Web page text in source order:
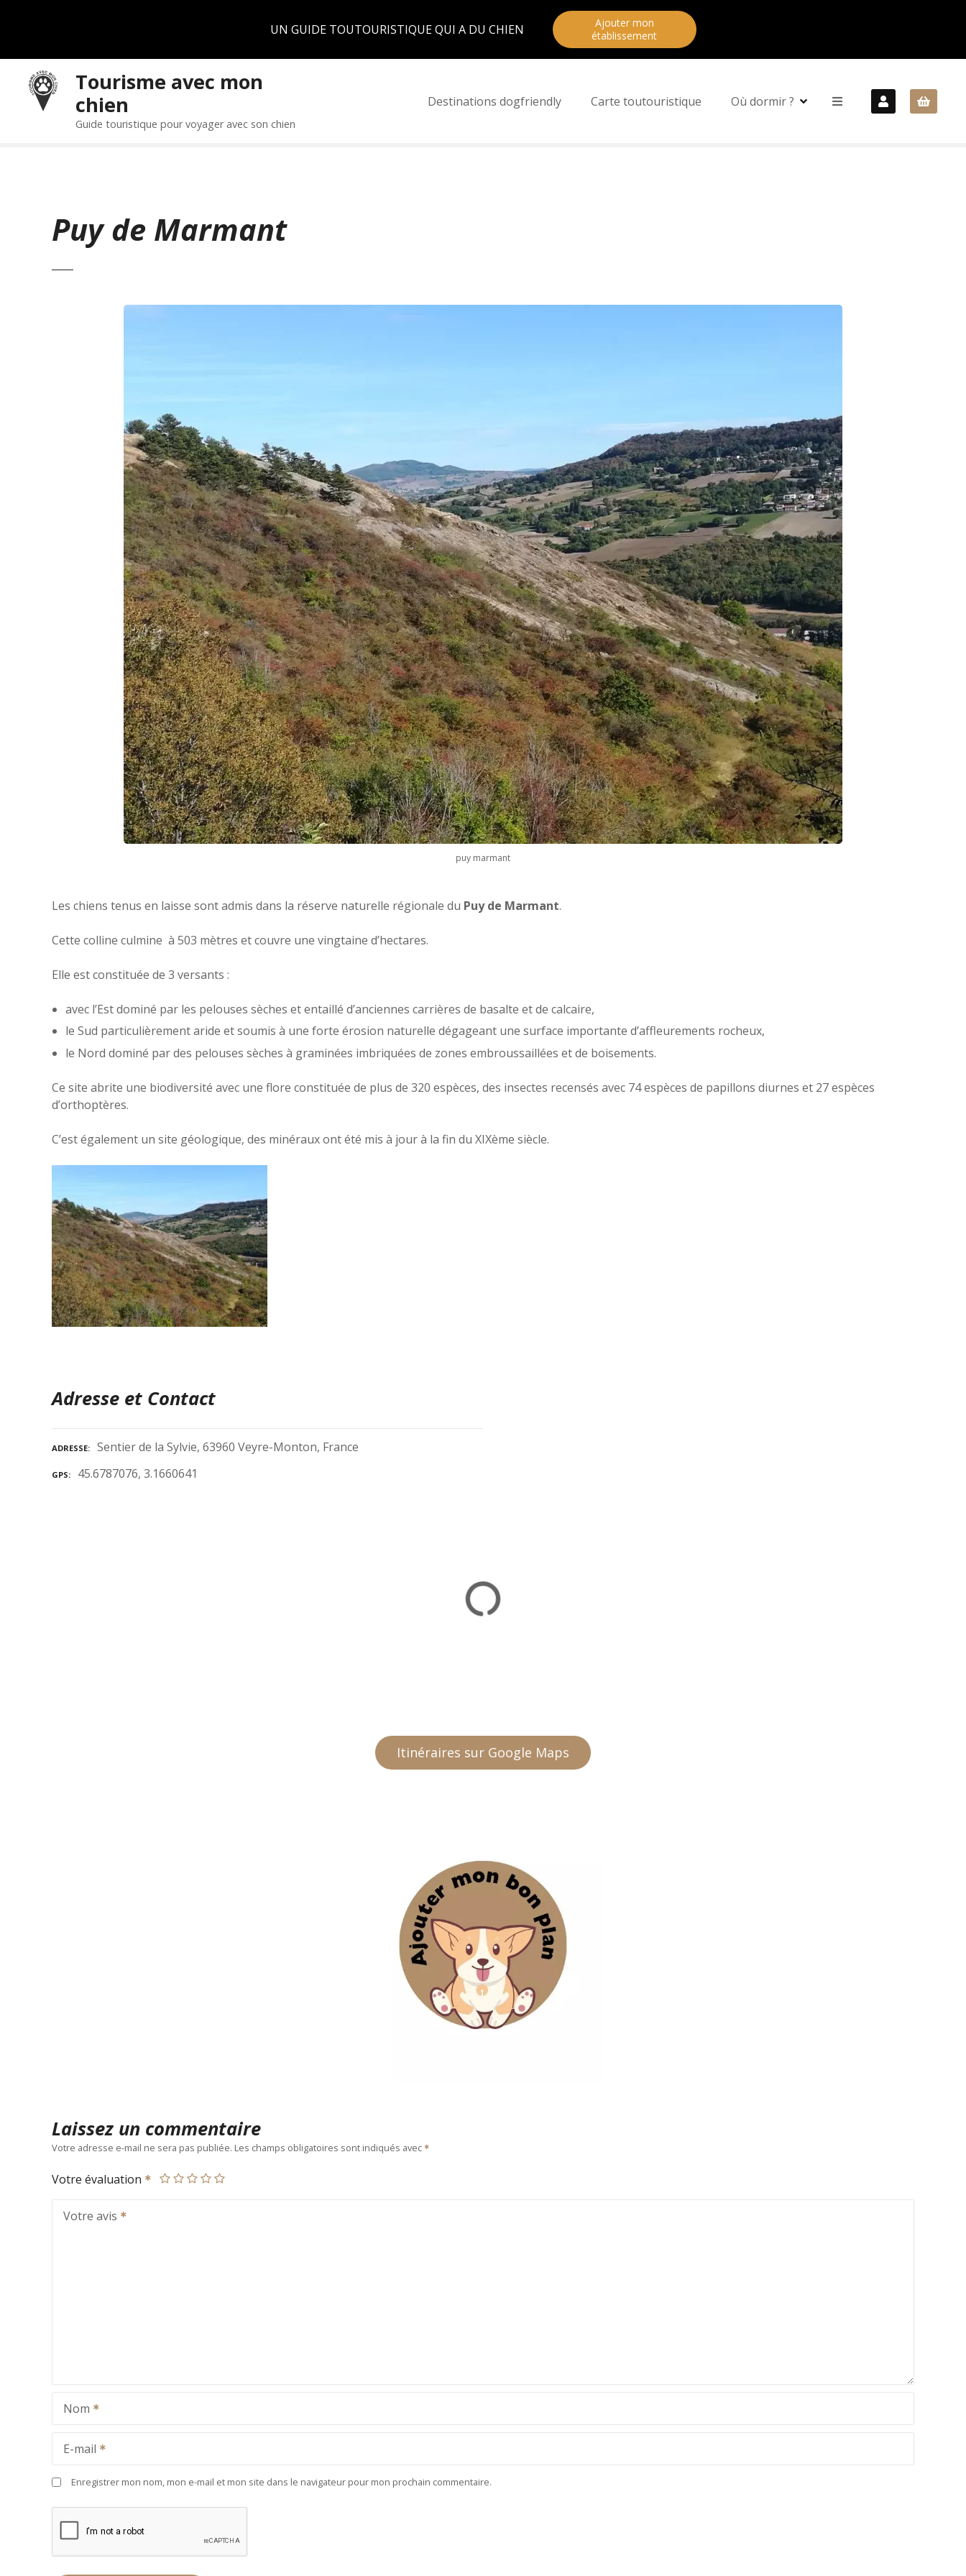
UN GUIDE TOUTOURISTIQUE QUI A DU CHIEN
Ajouter mon
établissement
Tourisme avec mon
chien
Guide touristique pour voyager avec son chien
Destinations dogfriendly Carte toutouristique Où dormir ?
Puy de Marmant
puy marmant
Les chiens tenus en laisse sont admis dans la réserve naturelle régionale du Puy de Marmant.
Cette colline culmine à 503 mètres et couvre une vingtaine d’hectares.
Elle est constituée de 3 versants :
avec l’Est dominé par les pelouses sèches et entaillé d’anciennes carrières de basalte et de calcaire,
le Sud particulièrement aride et soumis à une forte érosion naturelle dégageant une surface importante d’affleurements rocheux,
le Nord dominé par des pelouses sèches à graminées imbriquées de zones embroussaillées et de boisements.
Ce site abrite une biodiversité avec une flore constituée de plus de 320 espèces, des insectes recensés avec 74 espèces de papillons diurnes et 27 espèces
d’orthoptères.
C’est également un site géologique, des minéraux ont été mis à jour à la fin du XIXème siècle.
Adresse et Contact
ADRESSE Sentier de la Sylvie, 63960 Veyre-Monton, France
GPS 45.6787076, 3.1660641
Itinéraires sur Google Maps
Laissez un commentaire
Votre adresse e-mail ne sera pas publiée. Les champs obligatoires sont indiqués avec
Votre évaluation
Votre avis
Nom
E-mail
Enregistrer mon nom, mon e-mail et mon site dans le navigateur pour mon prochain commentaire.